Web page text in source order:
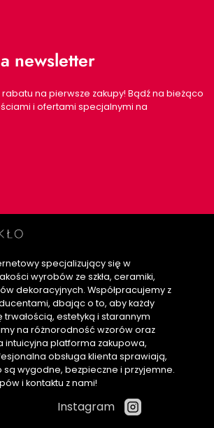
newsletter
rabatu na pierwsze zakupy! Bądź na bieżąco
i ofertami specjalnymi na
specjalizujący się w
wyrobów ze szkła, ceramiki,
dekoracyjnych. Współpracujemy z
dbając o to, aby każdy
trwałością, estetyką i starannym
na różnorodność wzorów oraz
intuicyjna platforma zakupowa,
obsługa klienta sprawiają,
są wygodne, bezpieczne i przyjemne.
i kontaktu z nami!
Instagram